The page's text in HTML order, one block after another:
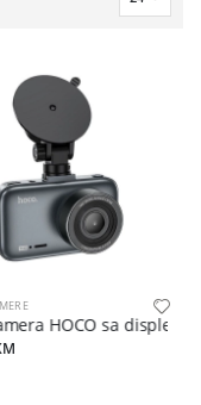
zadnja kamera 1080P/
HOCO sa